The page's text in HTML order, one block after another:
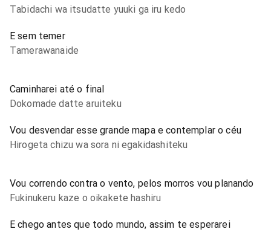
Tabidachi wa itsudatte yuuki ga iru kedo
E sem temer
Tamerawanaide
Caminharei até o final
Dokomade datte aruiteku
Vou desvendar esse grande mapa e contemplar o céu
Hirogeta chizu wa sora ni egakidashiteku
Vou correndo contra o vento, pelos morros vou planando
Fukinukeru kaze o oikakete hashiru
E chego antes que todo mundo, assim te esperarei